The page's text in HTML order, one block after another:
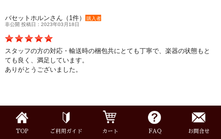
バセットホルンさん（1件）
購入者
非公開 投稿日：2023年03月18日
スタッフの方の対応・輸送時の梱包共にとても丁寧で、楽器の状態もと
ても良く、満足しています。
ありがとうございました。
TOP ご利用ガイド カート FAQ お問合せ
ストラップ
楽器ケース＆ケースカバー